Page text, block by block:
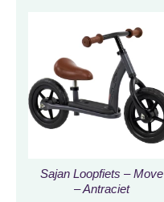
Sajan Loopfiets – Move
– Antraciet